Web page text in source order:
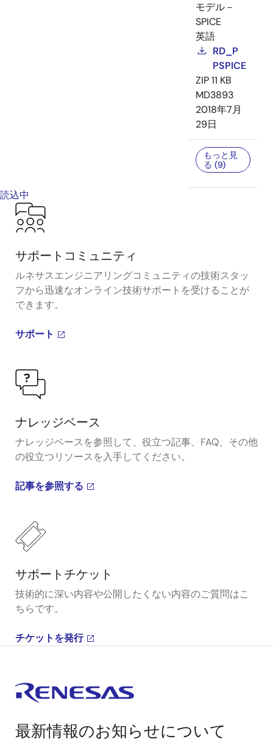
モデル－
SPICE
英語
RD_P
PSPICE
ZIP11 KB
MD3893
2018年7月
29日
もっと見
る (9)
読込中
サポートコミュニティ
ルネサスエンジニアリングコミュニティの技術スタッ
フから迅速なオンライン技術サポートを受けることが
できます。
サポート
ナレッジベース
ナレッジベースを参照して、役立つ記事、FAQ、その他
の役立つリソースを入手してください。
記事を参照する
サポートチケット
技術的に深い内容や公開したくない内容のご質問はこ
ちらです。
チケットを発行
最新情報のお知らせについて